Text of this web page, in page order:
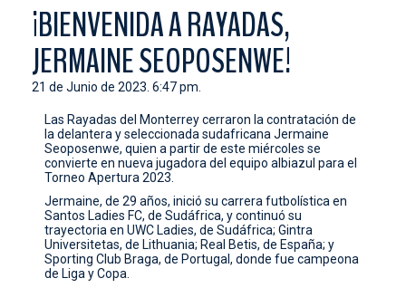
TIENDA
ESTADIO
PRENSA
¡BIENVENIDA A RAYADAS,
JERMAINE SEOPOSENWE!
21 de Junio de 2023. 6:47 pm.
Las Rayadas del Monterrey cerraron la contratación de
la delantera y seleccionada sudafricana Jermaine
Seoposenwe, quien a partir de este miércoles se
convierte en nueva jugadora del equipo albiazul para el
Torneo Apertura 2023.
Jermaine, de 29 años, inició su carrera futbolística en
Santos Ladies FC, de Sudáfrica, y continuó su
trayectoria en UWC Ladies, de Sudáfrica; Gintra
Universitetas, de Lithuania; Real Betis, de España; y
Sporting Club Braga, de Portugal, donde fue campeona
de Liga y Copa.